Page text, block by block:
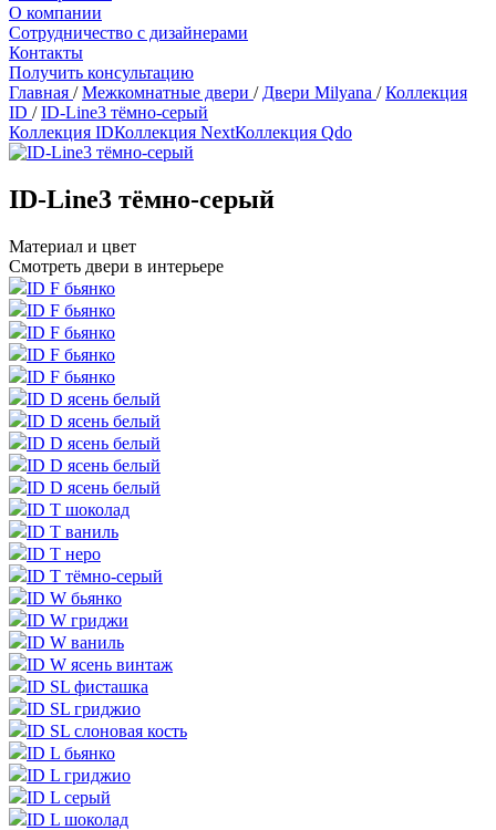
О компании
Сотрудничество с дизайнерами
Контакты
Получить консультацию
Главная /Межкомнатные двери / Двери Milyana /Коллекция
ID /ID-Line3 тёмно-серый
Коллекция IDКоллекция NextКоллекция Qdo
ID-Line3 тёмно-серый
Материал и цвет
Смотреть двери в интерьере
ID F бьянко
ID F бьянко
ID F бьянко
ID F бьянко
ID F бьянко
ID D ясень белый
ID D ясень белый
ID D ясень белый
ID D ясень белый
ID D ясень белый
ID T шоколад
ID T ваниль
ID T неро
ID T тёмно-серый
ID W бьянко
ID W гриджи
ID W ваниль
ID W ясень винтаж
ID SL фисташка
ID SL гриджио
ID SL слоновая кость
ID L бьянко
ID L гриджио
ID L серый
ID L шоколад